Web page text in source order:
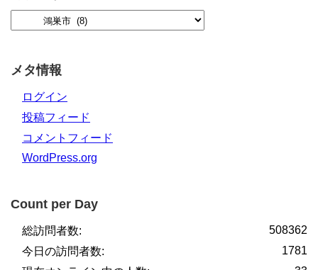
メタ情報
ログイン
投稿フィード
コメントフィード
WordPress.org
Count per Day
508362
総訪問者数:
1781
今日の訪問者数: